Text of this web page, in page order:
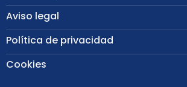
Aviso legal
Política de privacidad
Cookies